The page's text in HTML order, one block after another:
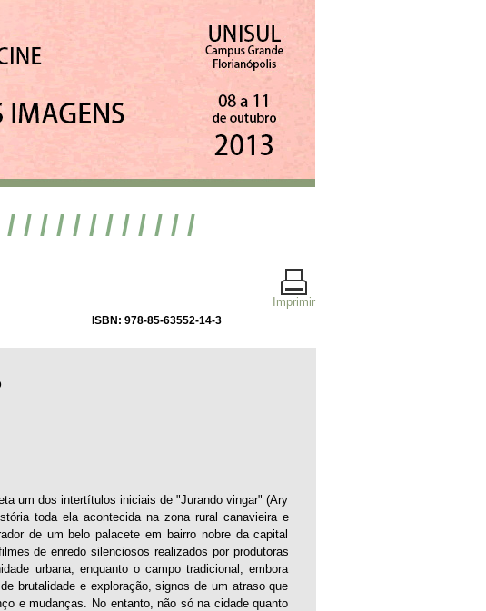
/ / / / / / / / / / / /
Imprimir
ISBN: 978-85-63552-14-3
um dos intertítulos iniciais de "Jurando vingar" (Ary
toda ela acontecida na zona rural canavieira e
de um belo palacete em bairro nobre da capital
de enredo silenciosos realizados por produtoras
urbana, enquanto o campo tradicional, embora
brutalidade e exploração, signos de um atraso que
e mudanças. No entanto, não só na cidade quanto